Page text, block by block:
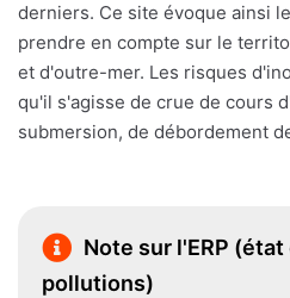
derniers. Ce site évoque ainsi
prendre en compte sur le
et d'outre-mer. Les risques
qu'il s'agisse de crue de cours
submersion, de débordement
Note sur l'ERP
pollutions)